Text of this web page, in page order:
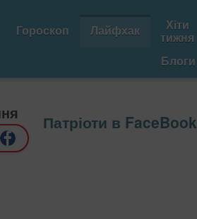
Гороскоп Лайфхак Хіти
тижня
Блоги
Патріоти в FaceBook